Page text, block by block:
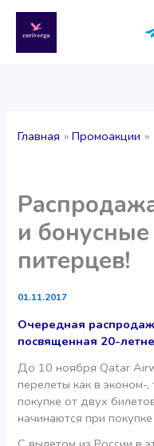
содержимому
Главная Промоакции
и
питерцев!
01.11.2017
Очередная
посвященная 20-
До 10 ноября Qatar
перелеты как в эконом-,
покупке от двух
начинаются при